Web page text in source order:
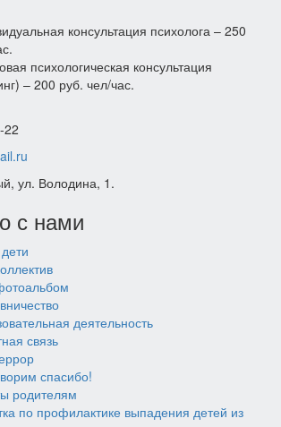
консультация психолога – 250
психологическая консультация
– 200 руб. чел/час.
22
ул. Володина, 1.
с нами
деятельность
связь
спасибо!
родителям
по профилактике выпадения детей из